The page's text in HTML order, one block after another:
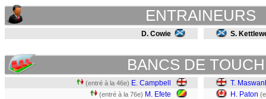
ENTRAINEURS
D. Cowie S.
BANCS DE
(entré à la 46e) E. Campbell
(entré à la 76e) M. Efete
T.
H. Paton